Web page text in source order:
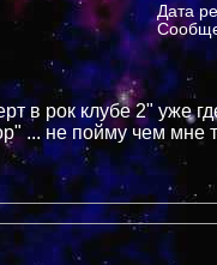
Дата
в рок клубе 2" уже
... не пойму чем мне